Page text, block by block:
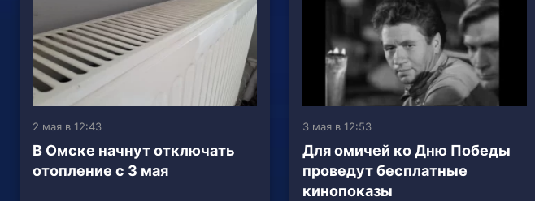
2 мая в 12:43
В Омске начнут отключать
отопление с 3 мая
3 мая в 12:53
Для омичей ко Дню Победы
проведут бесплатные
кинопоказы